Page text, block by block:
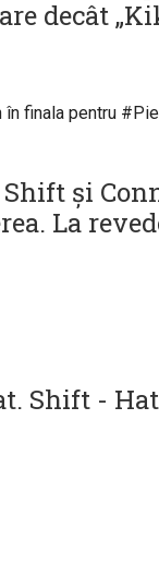
decât
în finala pentru
și
La
Shift -